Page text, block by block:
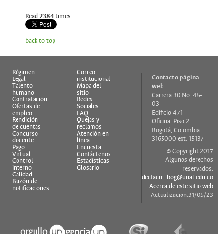
Read 2384times
back to top
Régimen
Legal
Talento
humano
Contratación
Ofertas de
empleo
Rendición
de cuentas
Concurso
docente
Pago
Virtual
Control
interno
Calidad
Buzón de
notificaciones
Correo
institucional
Mapa del
sitio
Redes
Sociales
FAQ
Quejas y
reclamos
Atención en
línea
Encuesta
Contáctenos
Estadísticas
Glosario
Contacto página
web:
Carrera 30 No. 45-
03
Edificio 471
Oficina: Piso 2
Bogotá, Colombia
3165000 ext. 15137
© Copyright 2017
Algunos derechos
reservados.
decfacm_bog@unal.edu.co
Acerca de este sitio web
Actualización:31/05/23